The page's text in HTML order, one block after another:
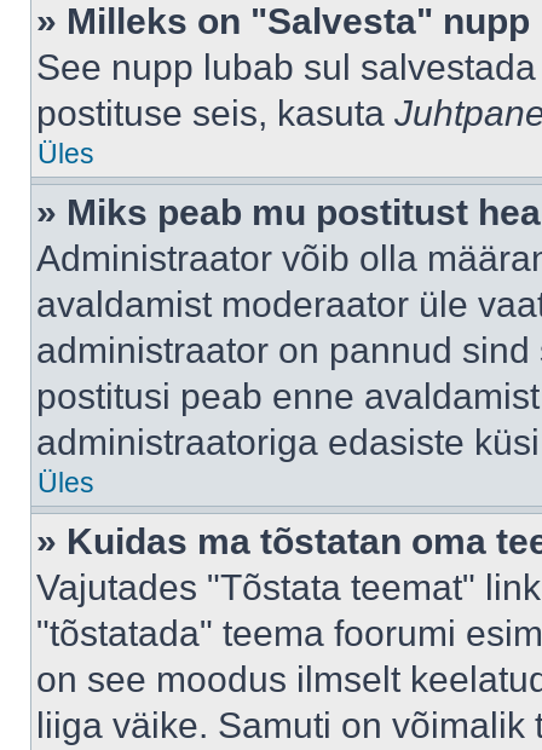
» Milleks on "Salvesta"
See nupp lubab sul
postituse seis, kasuta
Üles
» Miks peab mu postitust
Administraator võib olla
avaldamist moderaator üle
administraator on pannud
postitusi peab enne
administraatoriga edasiste
Üles
» Kuidas ma tõstatan oma
Vajutades "Tõstata teemat"
"tõstatada" teema foorumi
on see moodus ilmselt
liiga väike. Samuti on